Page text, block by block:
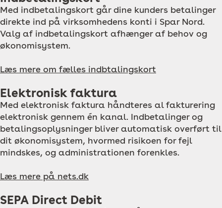
Med indbetalingskort går dine kunders betalinger
direkte ind på virksomhedens konti i Spar Nord.
Valg af indbetalingskort afhænger af behov og
økonomisystem.
Læs mere om fælles indbtalingskort
Elektronisk faktura
Med elektronisk faktura håndteres al fakturering
elektronisk gennem én kanal. Indbetalinger og
betalingsoplysninger bliver automatisk overført til
dit økonomisystem, hvormed risikoen for fejl
mindskes, og administrationen forenkles.
Læs mere på nets.dk
SEPA Direct Debit